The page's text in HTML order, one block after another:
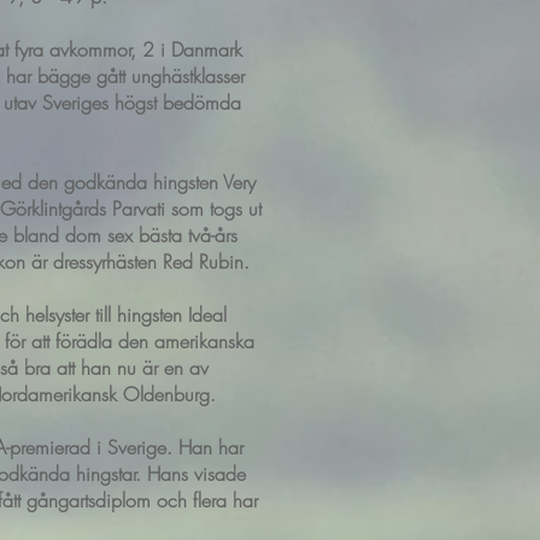
fyra avkommor, 2 i Danmark
bägge gått unghästklasser
Sveriges högst bedömda
den godkända hingsten Very
Parvati som togs ut
bland dom sex bästa två-års
är dressyrhästen Red Rubin.
helsyster till hingsten Ideal
att förädla den amerikanska
bra att han nu är en av
Oldenburg.
premierad i Sverige. Han har
hingstar. Hans visade
gångartsdiplom och flera har